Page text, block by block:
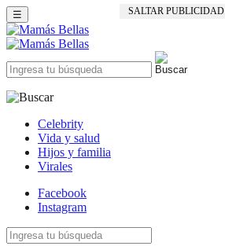
SALTAR PUBLICIDAD
☰
Celebrity
Vida y salud
Hijos y familia
Virales
Facebook
Instagram